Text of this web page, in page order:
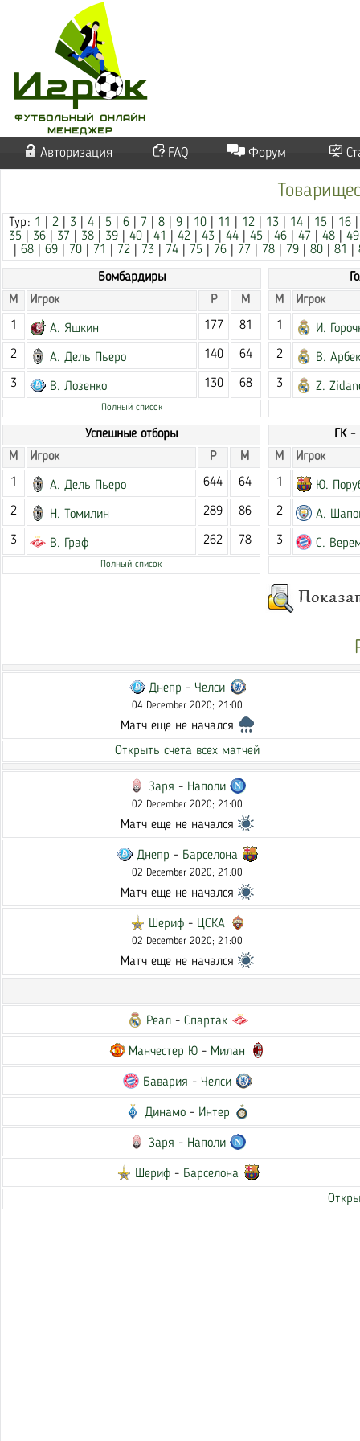
Авторизация FAQ Форум
Тур: 1 |2 3 |4 5 |6 7 |8 |9 10 11 12 13 14 15 16
35
36 37 38 39 40 41 42 43 44 45 46 47 48 49
68 69 70 71 72 73 74 75 76 77 78 79 80 81
Бомбардиры
М
Игрок Р
М
1
А. Яшкин 177 81
2 А. Дель Пьеро 140 64
3 В. Лозенко 130 68
Полный список
М
Игрок
1
И.
2
В.
3
Z.
Успешные отборы
М
Игрок Р
М
1
А. Дель Пьеро 644 64
2 Н. Томилин 289 86
3 В. Граф 262 78
Полный список
ГК -
М
Игрок
1
Ю.
2
А.
3
С.
Днепр - Челси
04 December 2020; 21:00
Матч еще не начался
Открыть счета всех матчей
Заря - Наполи
02 December 2020; 21:00
Матч еще не начался
Днепр - Барселона
02 December 2020; 21:00
Матч еще не начался
Шериф - ЦСКА
02 December 2020; 21:00
Матч еще не начался
Реал -Спартак
Манчестер Ю - Милан
Бавария - Челси
Динамо - Интер
Заря - Наполи
Шериф - Барселона